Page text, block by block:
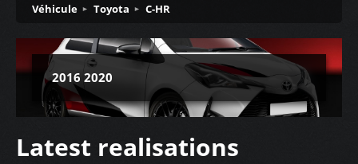
Véhicule Toyota C-HR
2016 2020
Latest realisations